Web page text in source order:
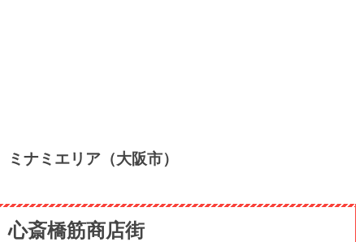
ミナミエリア（大阪市）
心斎橋筋商店街